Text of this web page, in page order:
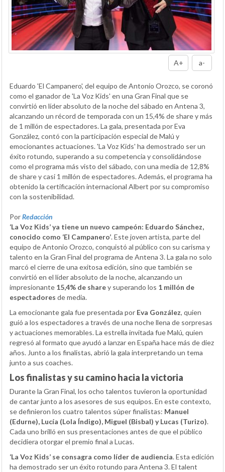
A+ a-
Eduardo 'El Campanero', del equipo de Antonio Orozco, se coronó
como el ganador de 'La Voz Kids' en una Gran Final que se
convirtió en líder absoluto de la noche del sábado en Antena 3,
alcanzando un récord de temporada con un 15,4% de share y más
de 1 millón de espectadores. La gala, presentada por Eva
González, contó con la participación especial de Malú y
emocionantes actuaciones. 'La Voz Kids' ha demostrado ser un
éxito rotundo, superando a su competencia y consolidándose
como el programa más visto del sábado, con una media de 12,8%
de share y casi 1 millón de espectadores. Además, el programa ha
obtenido la certificación internacional Albert por su compromiso
con la sostenibilidad.
PorRedacción
‘La Voz Kids’ ya tiene un nuevo campeón: Eduardo Sánchez,
conocido como ‘El Campanero’. Este joven artista, parte del
equipo de Antonio Orozco, conquistó al público con su carisma y
talento en la Gran Final del programa de Antena 3. La gala no solo
marcó el cierre de una exitosa edición, sino que también se
convirtió en el líder absoluto de la noche, alcanzando un
impresionante 15,4% de sharey superando los 1 millón de
espectadores de media.
La emocionante gala fue presentada por Eva González, quien
guió a los espectadores a través de una noche llena de sorpresas
y actuaciones memorables. La estrella invitada fue Malú, quien
regresó al formato que ayudó a lanzar en España hace más de diez
años. Junto a los finalistas, abrió la gala interpretando un tema
junto a sus coaches.
Los finalistas y su camino hacia la victoria
Durante la Gran Final, los ocho talentos tuvieron la oportunidad
de cantar junto a los asesores de sus equipos. En este contexto,
se definieron los cuatro talentos súper finalistas: Manuel
(Edurne), Lucía (Lola Índigo), Miguel (Bisbal) y Lucas (Turizo).
Cada uno brilló en sus presentaciones antes de que el público
decidiera otorgar el premio final a Lucas.
‘La Voz Kids’ se consagra como líder de audiencia. Esta edición
ha demostrado ser un éxito rotundo para Antena 3. El talent